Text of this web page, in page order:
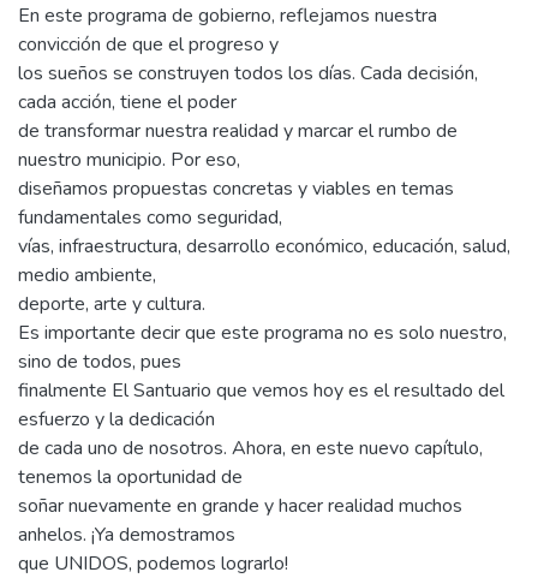
En este programa de gobierno, reflejamos nuestra
convicción de que el progreso y
los sueños se construyen todos los días. Cada decisión,
cada acción, tiene el poder
de transformar nuestra realidad y marcar el rumbo de
nuestro municipio. Por eso,
diseñamos propuestas concretas y viables en temas
fundamentales como seguridad,
vías, infraestructura, desarrollo económico, educación, salud,
medio ambiente,
deporte, arte y cultura.
Es importante decir que este programa no es solo nuestro,
sino de todos, pues
finalmente El Santuario que vemos hoy es el resultado del
esfuerzo y la dedicación
de cada uno de nosotros. Ahora, en este nuevo capítulo,
tenemos la oportunidad de
soñar nuevamente en grande y hacer realidad muchos
anhelos. ¡Ya demostramos
que UNIDOS, podemos lograrlo!